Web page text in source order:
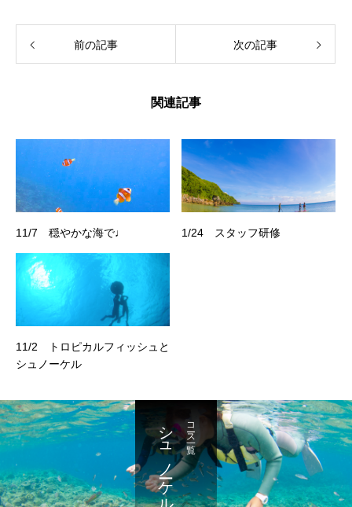
前の記事 次の記事
関連記事
11/7 穏やかな海で♩ 1/24 スタッフ研修
11/2 トロピカルフィッシュと
シュノーケル
コース一覧
シュノーケル